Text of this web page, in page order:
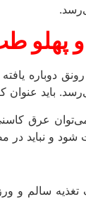
دوباره
باید عنوان
عرق
و نباید در
سالم و